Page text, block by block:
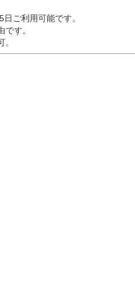
日ご利用可能です。
です。
。